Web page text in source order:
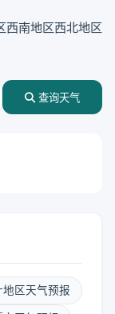
西南地区西北地区
查询天气
地区天气预报